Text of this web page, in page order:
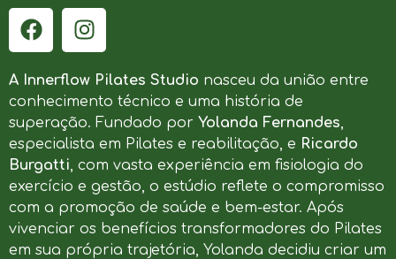
A Innerflow Pilates Studio nasceu da união entre
conhecimento técnico e uma história de
superação. Fundado por Yolanda Fernandes,
especialista em Pilates e reabilitação, e Ricardo
Burgatti, com vasta experiência em fisiologia do
exercício e gestão, o estúdio reflete o compromisso
com a promoção de saúde e bem-estar. Após
vivenciar os benefícios transformadores do Pilates
em sua própria trajetória, Yolanda decidiu criar um